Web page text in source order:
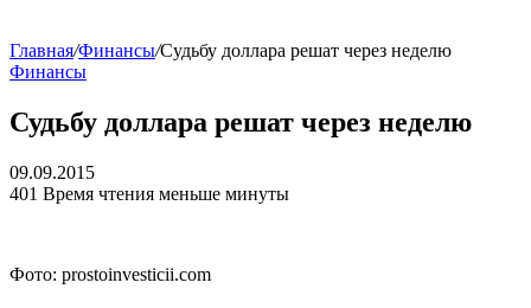
Главная/Финансы/Судьбу доллара решат через неделю
Финансы
Судьбу доллара решат через неделю
09.09.2015
401 Время чтения меньше минуты
Фото: prostoinvesticii.com